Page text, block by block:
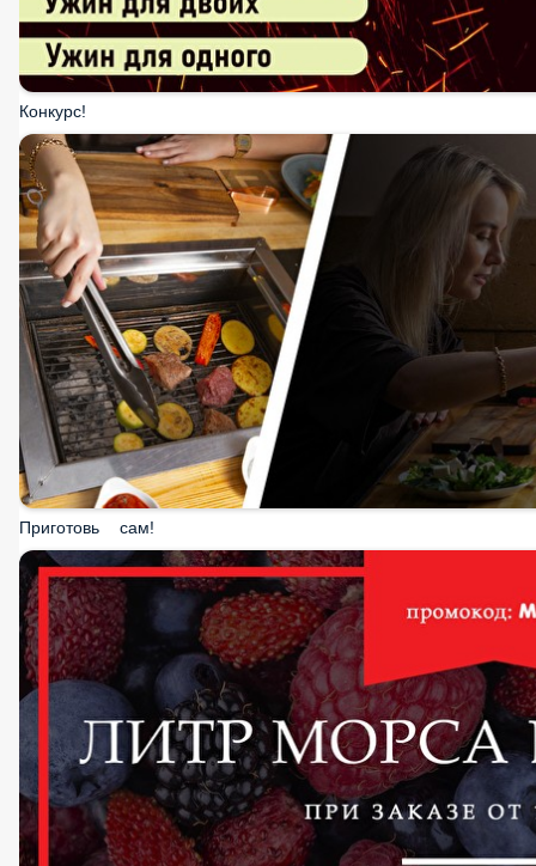
Конкурс!
Приготовь сам!